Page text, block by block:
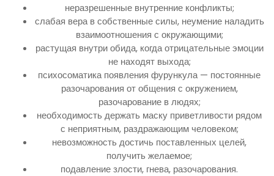
неразрешенные внутренние конфликты;
слабая вера в собственные силы, неумение наладить
взаимоотношения с окружающими;
растущая внутри обида, когда отрицательные эмоции
не находят выхода;
психосоматика появления фурункула — постоянные
разочарования от общения с окружением,
разочарование в людях;
необходимость держать маску приветливости рядом
с неприятным, раздражающим человеком;
невозможность достичь поставленных целей,
получить желаемое;
подавление злости, гнева, разочарования.